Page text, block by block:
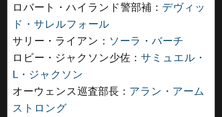
ロバート・ハイランド警部補： デヴィッ
ド・サレルフォール
サリー・ライアン： ソーラ・バーチ
ロビー・ジャクソン少佐： サミュエル・
L・ジャクソン
オーウェンス巡査部長： アラン・アーム
ストロング